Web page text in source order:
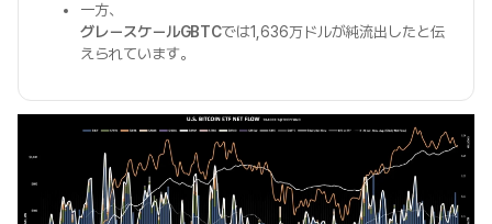
一方、
グレースケールGBTCでは1,636万ドルが純流出したと伝
えられています。